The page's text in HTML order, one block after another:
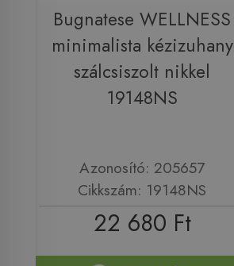
Bugnatese WELLNESS
minimalista kézizuhany
szálcsiszolt nikkel
19148NS
Azonosító: 205657
Cikkszám: 19148NS
22 680 Ft